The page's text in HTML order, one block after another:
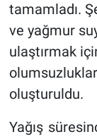
tamamladı.
ve yağmur
ulaştırmak
oluşturuldu.
Yağış